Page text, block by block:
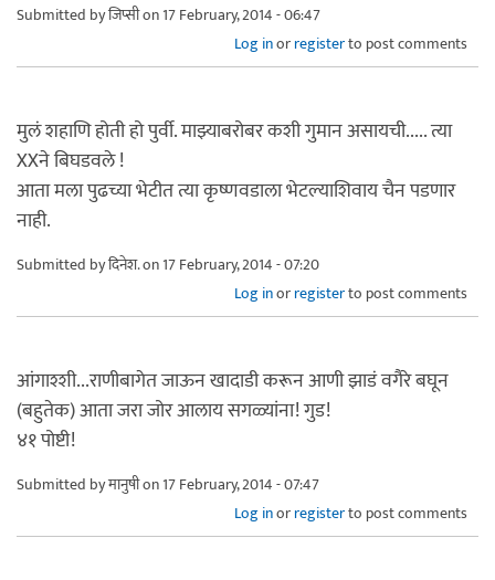
Submitted byजिप्सीon 17 February, 2014 - 06:47
Log inorregisterto post comments
मुलं शहाणि होती हो पुर्वी. माझ्याबरोबर कशी गुमान असायची..... त्या
XXने बिघडवले !
आता मला पुढच्या भेटीत त्या कृष्णवडाला भेटल्याशिवाय चैन पडणार
नाही.
Submitted byदिनेश.on 17 February, 2014 - 07:20
Log inorregisterto post comments
आंगाश्शी...राणीबागेत जाऊन खादाडी करून आणी झाडं वगैरे बघून
(बहुतेक) आता जरा जोर आलाय सगळ्यांना! गुड!
४१ पोष्टी!
Submitted byमानुषीon 17 February, 2014 - 07:47
Log inorregisterto post comments